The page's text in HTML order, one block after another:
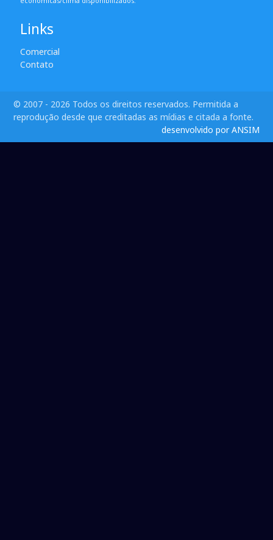
Links
Comercial
Contato
© 2007 - 2026 Todos os direitos reservados. Permitida a
reprodução desde que creditadas as mídias e citada a fonte.
desenvolvido por ANSIM